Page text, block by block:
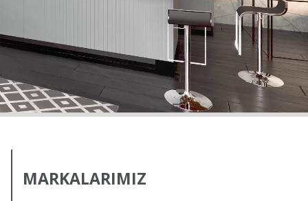
MARKALARIMIZ